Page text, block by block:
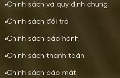
Chính sách và quy định chung
Chính sách đổi trả
Chính sách bảo hành
Chính sách thanh toán
Chính sách bảo mật